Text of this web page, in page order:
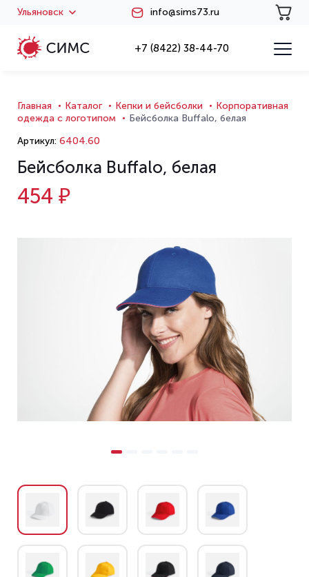
Ульяновск info@sims73.ru
+7 (8422) 38-44-70
Главная Каталог Кепки и бейсболки
Корпоративная
одежда с логотипом
Бейсболка Buffalo, белая
Артикул: 6404.60
Бейсболка Buffalo, белая
454 ₽